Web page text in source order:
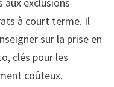
à court terme. Il
sur la prise en
clés pour les
coûteux.